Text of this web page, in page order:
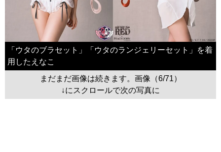
「ウタのブラセット」「ウタのランジェリーセット」を着
用したえなこ
まだまだ画像は続きます。画像（6/71）
↓にスクロールで次の写真に